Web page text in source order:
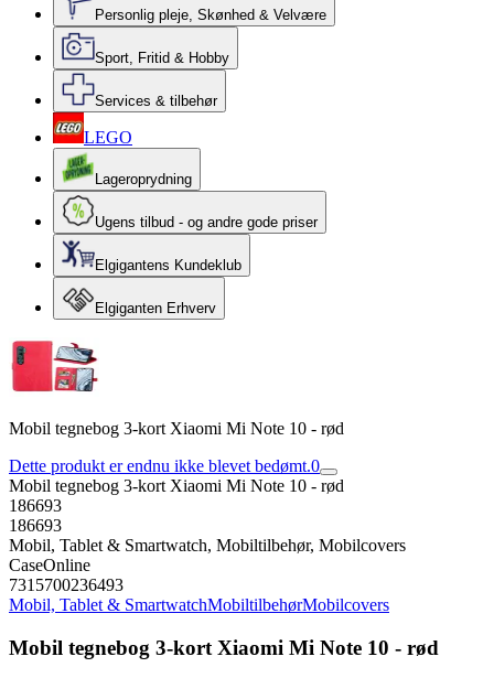
Personlig pleje, Skønhed & Velvære
Sport, Fritid & Hobby
Services & tilbehør
LEGO
Lageroprydning
Ugens tilbud - og andre gode priser
Elgigantens Kundeklub
Elgiganten Erhverv
Mobil tegnebog 3-kort Xiaomi Mi Note 10 - rød
Dette produkt er endnu ikke blevet bedømt.0
Mobil tegnebog 3-kort Xiaomi Mi Note 10 - rød
186693
186693
Mobil, Tablet & Smartwatch, Mobiltilbehør, Mobilcovers
CaseOnline
7315700236493
Mobil, Tablet & SmartwatchMobiltilbehørMobilcovers
Mobil tegnebog 3-kort Xiaomi Mi Note 10 - rød